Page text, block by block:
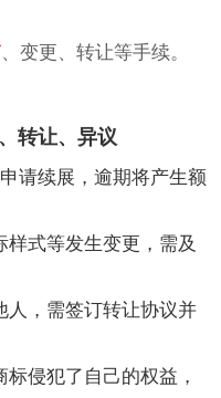
、变更、转让等手续。
转让、异议
请续展，逾期将产生额
样式等发生变更，需及
人，需签订转让协议并
标侵犯了自己的权益，